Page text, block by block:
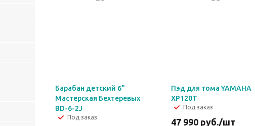
Барабан детский 6"
Мастерская Бехтеревых
BD-6-2J
Под заказ
Пэд для тома YAMAHA
XP120T
Под заказ
47 990руб./шт